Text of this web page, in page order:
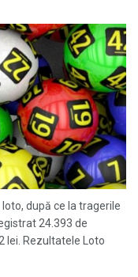
după ce la tragerile
24.393 de
lei. Rezultatele Loto